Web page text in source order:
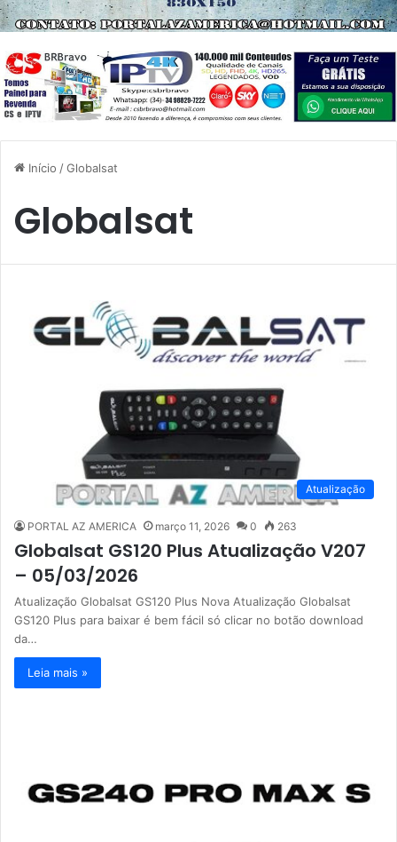
Início /Globalsat
Globalsat
Atualização
PORTAL AZ AMERICA março 11, 2026 0 263
Globalsat GS120 Plus Atualização V207
– 05/03/2026
Atualização Globalsat GS120 Plus Nova Atualização Globalsat
GS120 Plus para baixar é bem fácil só clicar no botão download
da…
Leia mais »